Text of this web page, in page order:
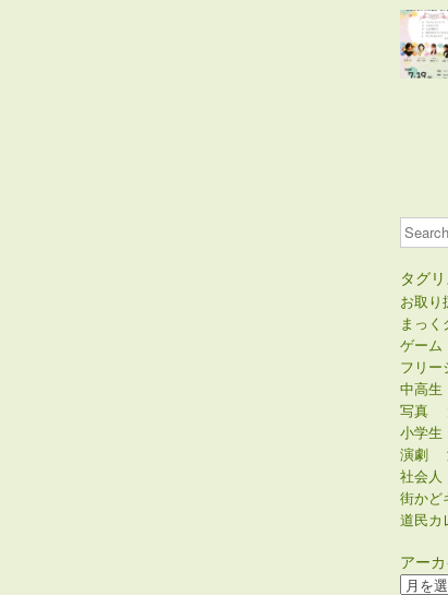
Search
タグリ
お取り
まっく
ゲーム
フリー
中高生
写真
小学生
演劇
社会人
街かど
道民カ
アー
ア